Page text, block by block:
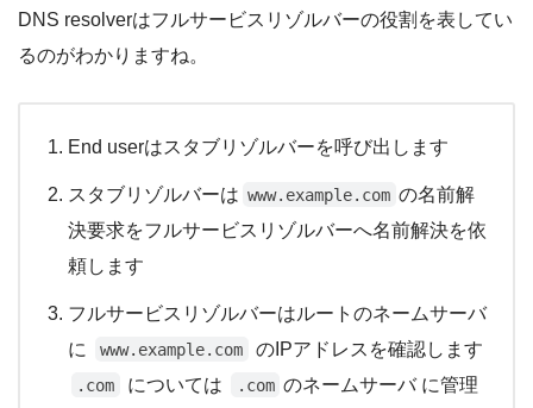
DNS resolverはフルサービスリゾルバーの役割を表してい
るのがわかりますね。
End userはスタブリゾルバーを呼び出します
スタブリゾルバーは www.example.com の名前解
決要求をフルサービスリゾルバーへ名前解決を依
頼します
フルサービスリゾルバーはルートのネームサーバ
に
www.example.com のIPアドレスを確認します
.com については .com のネームサーバ に管理